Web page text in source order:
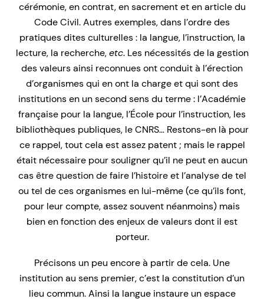
cérémonie, en contrat, en sacrement et en article du
Code Civil. Autres exemples, dans l’ordre des
pratiques dites culturelles : la langue, l’instruction, la
lecture, la recherche,etc. Les nécessités de la gestion
des valeurs ainsi reconnues ont conduit à l’érection
d’organismes qui en ont la charge et qui sont des
institutions en un second sens du terme : l’Académie
française pour la langue, l’École pour l’instruction, les
bibliothèques publiques, le CNRS… Restons-en là pour
ce rappel, tout cela est assez patent ; mais le rappel
était nécessaire pour souligner qu’il ne peut en aucun
cas être question de faire l’histoire et l’analyse de tel
ou tel de ces organismes en lui-même (ce qu’ils font,
pour leur compte, assez souvent néanmoins) mais
bien en fonction des enjeux de valeurs dont il est
porteur.
Précisons un peu encore à partir de cela. Une
institution au sens premier, c’est la constitution d’un
lieu commun. Ainsi la langue instaure un espace